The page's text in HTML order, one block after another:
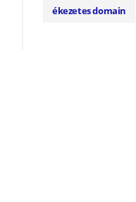
ékezetes domain